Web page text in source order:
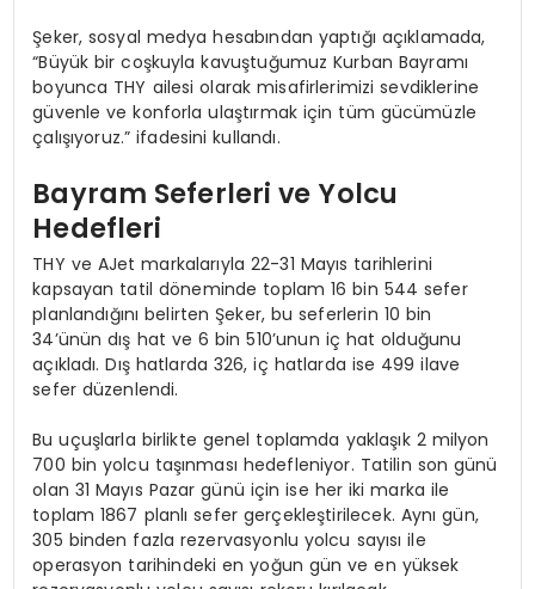
Şeker, sosyal medya hesabından yaptığı açıklamada,
“Büyük bir coşkuyla kavuştuğumuz Kurban Bayramı
boyunca THY ailesi olarak misafirlerimizi sevdiklerine
güvenle ve konforla ulaştırmak için tüm gücümüzle
çalışıyoruz.” ifadesini kullandı.
Bayram Seferleri ve Yolcu
Hedefleri
THY ve AJet markalarıyla 22-31 Mayıs tarihlerini
kapsayan tatil döneminde toplam 16 bin 544 sefer
planlandığını belirten Şeker, bu seferlerin 10 bin
34’ünün dış hat ve 6 bin 510’unun iç hat olduğunu
açıkladı. Dış hatlarda 326, iç hatlarda ise 499 ilave
sefer düzenlendi.
Bu uçuşlarla birlikte genel toplamda yaklaşık 2 milyon
700 bin yolcu taşınması hedefleniyor. Tatilin son günü
olan 31 Mayıs Pazar günü için ise her iki marka ile
toplam 1867 planlı sefer gerçekleştirilecek. Aynı gün,
305 binden fazla rezervasyonlu yolcu sayısı ile
operasyon tarihindeki en yoğun gün ve en yüksek